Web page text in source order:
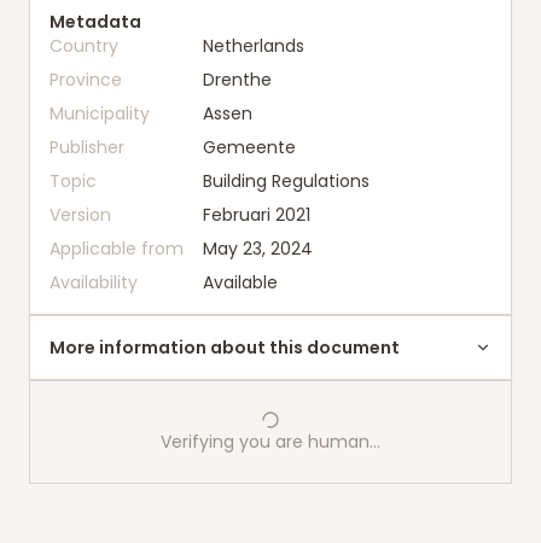
Metadata
Country
Netherlands
Province
Drenthe
Municipality
Assen
Publisher
Gemeente
Topic
Building Regulations
Version
Februari 2021
Applicable from
May 23, 2024
Availability
Available
More information about this document
Verifying you are human…